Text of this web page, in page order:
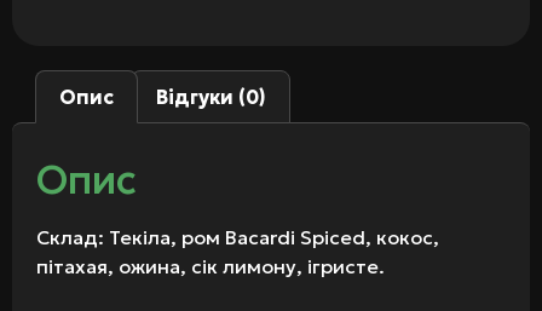
Опис Відгуки (0)
Опис
Склад: Текіла, ром Bacardi Spiced, кокос,
пітахая, ожина, сік лимону, ігристе.